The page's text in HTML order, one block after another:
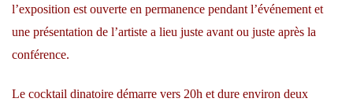
l’exposition est ouverte en permanence pendant l’événement et
une présentation de l’artiste a lieu juste avant ou juste après la
conférence.
Le cocktail dinatoire démarre vers 20h et dure environ deux